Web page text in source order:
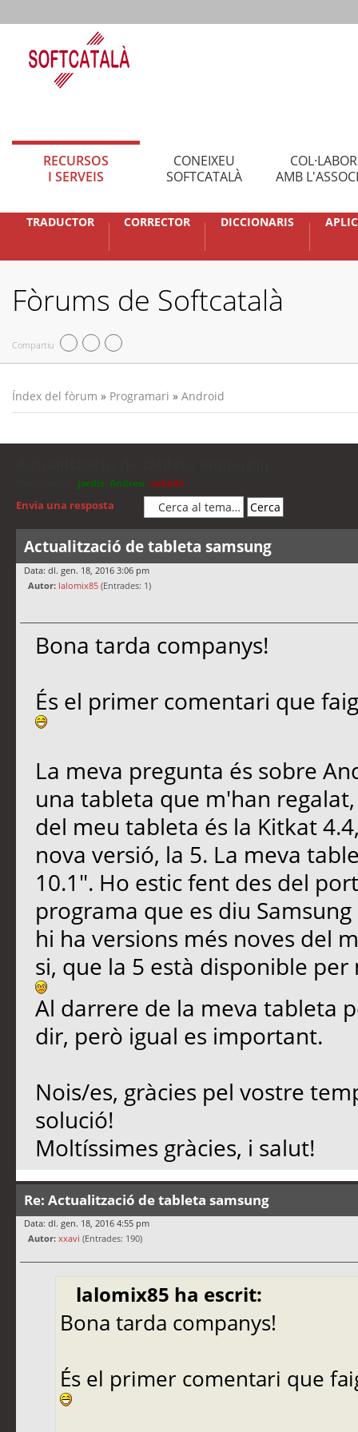
RECURSOS
I SERVEIS
CONEIXEU
SOFTCATALÀ
AMB
TRADUCTOR CORRECTOR DICCIONARIS
Fòrums de Softcatalà
Compartiu
Índex del fòrum » Programari » Android
jordis Andreu cubells
Envia una resposta
Actualització de tableta samsung
Data: dl. gen. 18, 2016 3:06 pm
Autor: lalomix85 (Entrades: 1)
Bona tarda companys!
És el primer comentari que
La meva pregunta és sobre
una tableta que m'han
del meu tableta és la Kitkat
nova versió, la 5. La meva
10.1". Ho estic fent des del
programa que es diu
hi ha versions més noves del
si, que la 5 està disponible
Al darrere de la meva tableta
dir, però igual es important.
Nois/es, gràcies pel vostre
solució!
Moltíssimes gràcies, i salut!
Re: Actualització de tableta samsung
Data: dl. gen. 18, 2016 4:55 pm
Autor: xxavi (Entrades: 190)
lalomix85 ha escrit:
Bona tarda companys!
És el primer comentari que